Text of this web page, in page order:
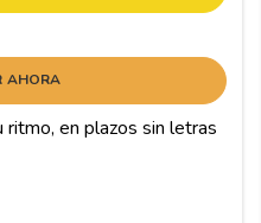
AHORA